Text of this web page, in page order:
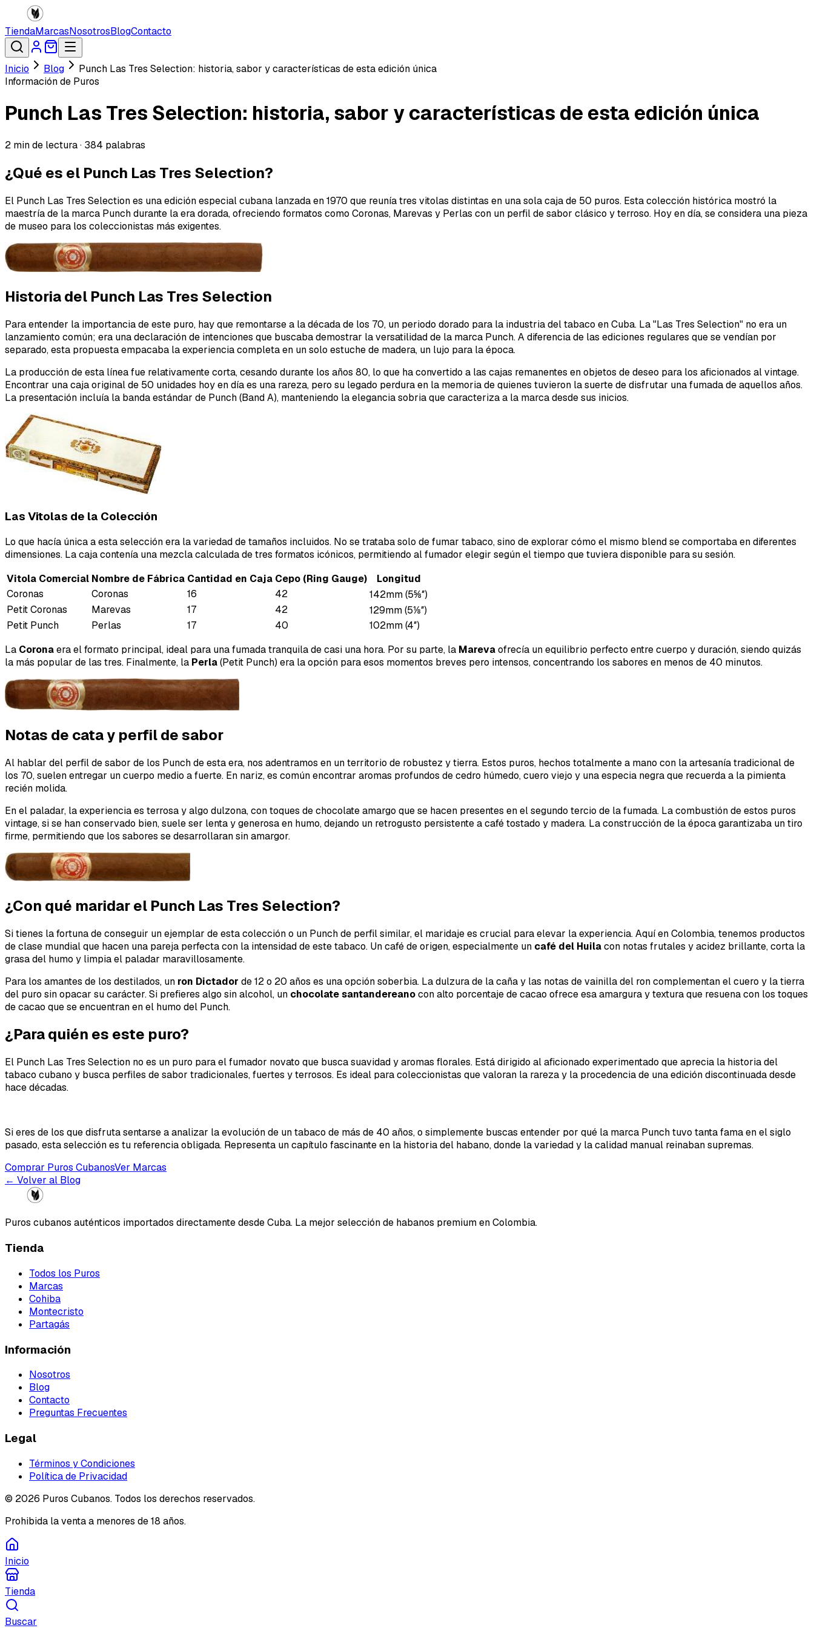
TiendaMarcasNosotrosBlogContacto
Inicio Blog
Punch Las Tres Selection: historia, sabor y características de esta edición única
Información de Puros
Punch Las Tres Selection: historia, sabor y características de esta edición única
2 min de lectura · 384 palabras
¿Qué es el Punch Las Tres Selection?
El Punch Las Tres Selection es una edición especial cubana lanzada en 1970 que reunía tres vitolas distintas en una sola caja de 50 puros. Esta colección histórica mostró la
maestría de la marca Punch durante la era dorada, ofreciendo formatos como Coronas, Marevas y Perlas con un perfil de sabor clásico y terroso. Hoy en día, se considera una pieza
de museo para los coleccionistas más exigentes.
Historia del Punch Las Tres Selection
Para entender la importancia de este puro, hay que remontarse a la década de los 70, un periodo dorado para la industria del tabaco en Cuba. La "Las Tres Selection" no era un
lanzamiento común; era una declaración de intenciones que buscaba demostrar la versatilidad de la marca Punch. A diferencia de las ediciones regulares que se vendían por
separado, esta propuesta empacaba la experiencia completa en un solo estuche de madera, un lujo para la época.
La producción de esta línea fue relativamente corta, cesando durante los años 80, lo que ha convertido a las cajas remanentes en objetos de deseo para los aficionados al vintage.
Encontrar una caja original de 50 unidades hoy en día es una rareza, pero su legado perdura en la memoria de quienes tuvieron la suerte de disfrutar una fumada de aquellos años.
La presentación incluía la banda estándar de Punch (Band A), manteniendo la elegancia sobria que caracteriza a la marca desde sus inicios.
Las Vitolas de la Colección
Lo que hacía única a esta selección era la variedad de tamaños incluidos. No se trataba solo de fumar tabaco, sino de explorar cómo el mismo blend se comportaba en diferentes
dimensiones. La caja contenía una mezcla calculada de tres formatos icónicos, permitiendo al fumador elegir según el tiempo que tuviera disponible para su sesión.
Vitola Comercial Nombre de Fábrica Cantidad en Caja Cepo (Ring Gauge)
Longitud
Coronas
Coronas 16 42
142mm (5⅝″)
Petit Coronas
Marevas 17 42
129mm (5⅛″)
Petit Punch
Perlas 17 40
102mm (4″)
La Coronaera el formato principal, ideal para una fumada tranquila de casi una hora. Por su parte, la Marevaofrecía un equilibrio perfecto entre cuerpo y duración, siendo quizás
la más popular de las tres. Finalmente, la Perla(Petit Punch) era la opción para esos momentos breves pero intensos, concentrando los sabores en menos de 40 minutos.
Notas de cata y perfil de sabor
Al hablar del perfil de sabor de los Punch de esta era, nos adentramos en un territorio de robustez y tierra. Estos puros, hechos totalmente a mano con la artesanía tradicional de
los 70, suelen entregar un cuerpo medio a fuerte. En nariz, es común encontrar aromas profundos de cedro húmedo, cuero viejo y una especia negra que recuerda a la pimienta
recién molida.
En el paladar, la experiencia es terrosa y algo dulzona, con toques de chocolate amargo que se hacen presentes en el segundo tercio de la fumada. La combustión de estos puros
vintage, si se han conservado bien, suele ser lenta y generosa en humo, dejando un retrogusto persistente a café tostado y madera. La construcción de la época garantizaba un tiro
firme, permitiendo que los sabores se desarrollaran sin amargor.
¿Con qué maridar el Punch Las Tres Selection?
Si tienes la fortuna de conseguir un ejemplar de esta colección o un Punch de perfil similar, el maridaje es crucial para elevar la experiencia. Aquí en Colombia, tenemos productos
de clase mundial que hacen una pareja perfecta con la intensidad de este tabaco. Un café de origen, especialmente un café del Huilacon notas frutales y acidez brillante, corta la
grasa del humo y limpia el paladar maravillosamente.
Para los amantes de los destilados, un ron Dictador de 12 o 20 años es una opción soberbia. La dulzura de la caña y las notas de vainilla del ron complementan el cuero y la tierra
del puro sin opacar su carácter. Si prefieres algo sin alcohol, un chocolate santandereanocon alto porcentaje de cacao ofrece esa amargura y textura que resuena con los toques
de cacao que se encuentran en el humo del Punch.
¿Para quién es este puro?
El Punch Las Tres Selection no es un puro para el fumador novato que busca suavidad y aromas florales. Está dirigido al aficionado experimentado que aprecia la historia del
tabaco cubano y busca perfiles de sabor tradicionales, fuertes y terrosos. Es ideal para coleccionistas que valoran la rareza y la procedencia de una edición discontinuada desde
hace décadas.
Si eres de los que disfruta sentarse a analizar la evolución de un tabaco de más de 40 años, o simplemente buscas entender por qué la marca Punch tuvo tanta fama en el siglo
pasado, esta selección es tu referencia obligada. Representa un capítulo fascinante en la historia del habano, donde la variedad y la calidad manual reinaban supremas.
Comprar Puros CubanosVer Marcas
← Volver al Blog
Puros cubanos auténticos importados directamente desde Cuba. La mejor selección de habanos premium en Colombia.
Tienda
Todos los Puros
Marcas
Cohiba
Montecristo
Partagás
Información
Nosotros
Blog
Contacto
Preguntas Frecuentes
Legal
Términos y Condiciones
Política de Privacidad
© 2026 Puros Cubanos. Todos los derechos reservados.
Prohibida la venta a menores de 18 años.
Inicio
Tienda
Buscar